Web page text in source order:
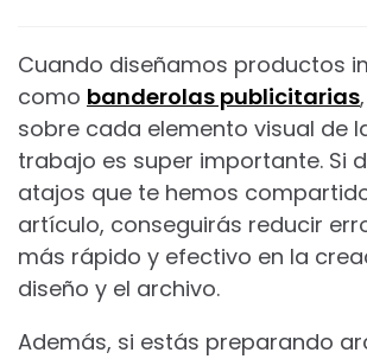
Cuando diseñamos productos
como banderolas publicitarias
sobre cada elemento visual de
trabajo es super importante. Si
atajos que te hemos
artículo, conseguirás reducir
más rápido y efectivo en la
diseño y el archivo.
Además, si estás preparando